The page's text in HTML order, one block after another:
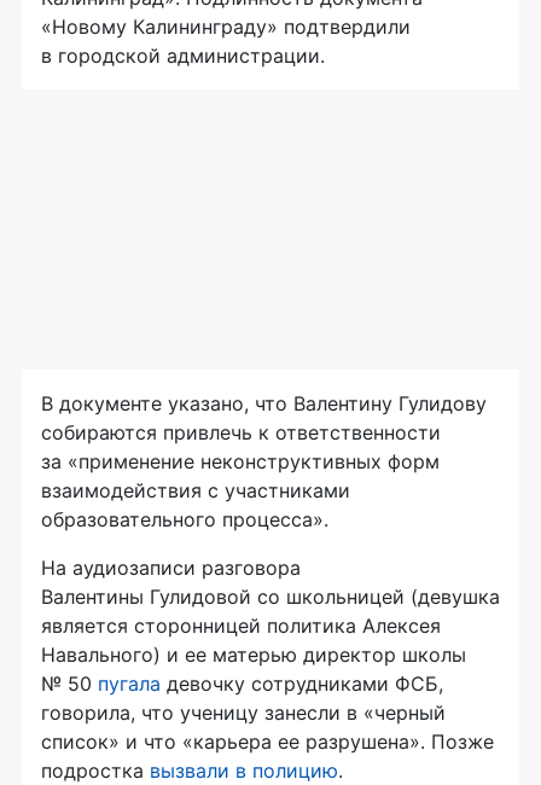
«Новому Калининграду» подтвердили
в городской администрации.
В документе указано, что Валентину Гулидову
собираются привлечь к ответственности
за «применение неконструктивных форм
взаимодействия с участниками
образовательного процесса».
На аудиозаписи разговора
Валентины Гулидовой со школьницей (девушка
является сторонницей политика Алексея
Навального) и ее матерью директор школы
№ 50 пугала девочку сотрудниками ФСБ,
говорила, что ученицу занесли в «черный
список» и что «карьера ее разрушена». Позже
подростка вызвали в полицию.